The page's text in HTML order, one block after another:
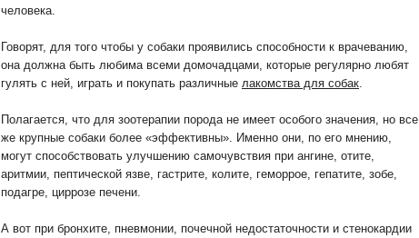
человека.
Говорят, для того чтобы у собаки проявились способности к врачеванию,
она должна быть любима всеми домочадцами, которые регулярно любят
гулять с ней, играть и покупать различные лакомства для собак.
Полагается, что для зоотерапии порода не имеет особого значения, но все
же крупные собаки более «эффективны». Именно они, по его мнению,
могут способствовать улучшению самочувствия при ангине, отите,
аритмии, пептической язве, гастрите, колите, геморрое, гепатите, зобе,
подагре, циррозе печени.
А вот при бронхите, пневмонии, почечной недостаточности и стенокардии